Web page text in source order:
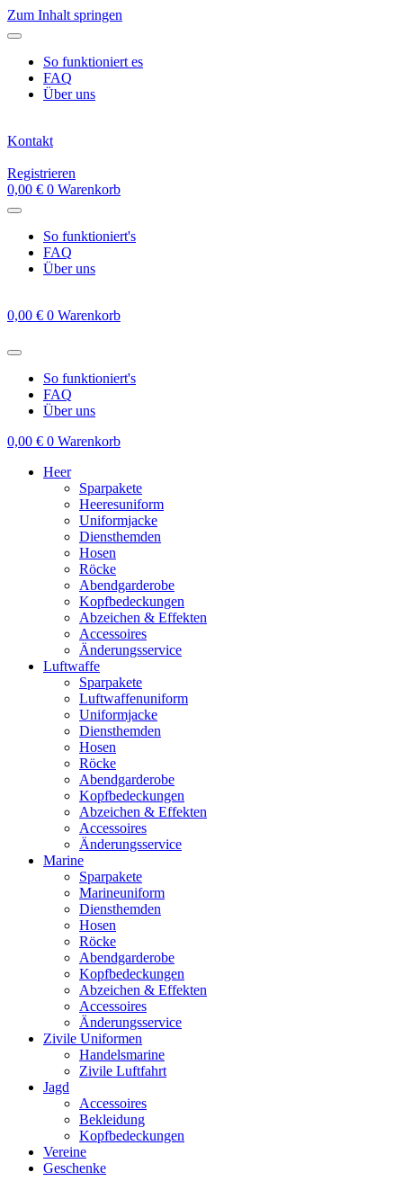
Zum Inhalt springen
So funktioniert es
FAQ
Über uns
Kontakt
Registrieren
0,00 € 0 Warenkorb
So funktioniert's
FAQ
Über uns
0,00 € 0 Warenkorb
So funktioniert's
FAQ
Über uns
0,00 € 0 Warenkorb
Heer
Sparpakete
Heeresuniform
Uniformjacke
Diensthemden
Hosen
Röcke
Abendgarderobe
Kopfbedeckungen
Abzeichen & Effekten
Accessoires
Änderungsservice
Luftwaffe
Sparpakete
Luftwaffenuniform
Uniformjacke
Diensthemden
Hosen
Röcke
Abendgarderobe
Kopfbedeckungen
Abzeichen & Effekten
Accessoires
Änderungsservice
Marine
Sparpakete
Marineuniform
Diensthemden
Hosen
Röcke
Abendgarderobe
Kopfbedeckungen
Abzeichen & Effekten
Accessoires
Änderungsservice
Zivile Uniformen
Handelsmarine
Zivile Luftfahrt
Jagd
Accessoires
Bekleidung
Kopfbedeckungen
Vereine
Geschenke